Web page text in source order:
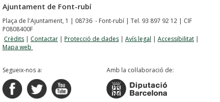
Ajuntament de Font-rubí
Plaça de l'Ajuntament, 1 | 08736 - Font-rubí | Tel. 93 897 92 12 | CIF
P0808400F
Crèdits | Contactar | Protecció de dades | Avís legal | Accessibilitat |
Mapa web
Segueix-nos a: Amb la col·laboració de: